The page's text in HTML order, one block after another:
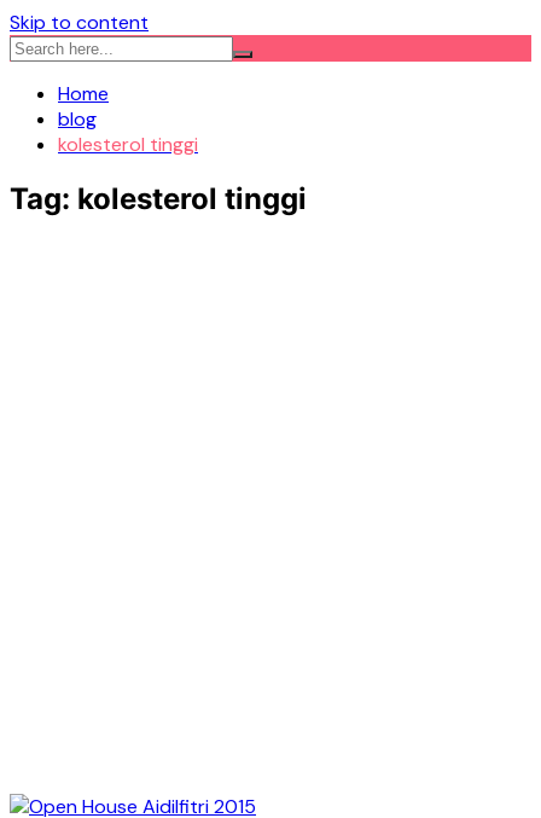
Skip to content
Home
blog
kolesterol tinggi
Tag: kolesterol tinggi